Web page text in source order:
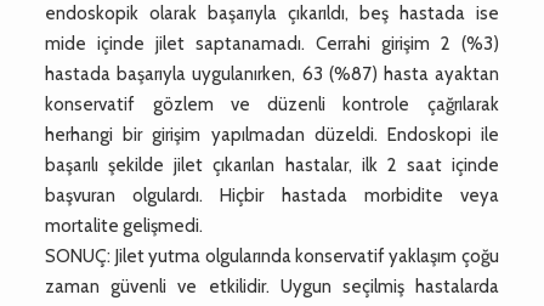
endoskopik olarak başarıyla çıkarıldı, beş hastada ise
mide içinde jilet saptanamadı. Cerrahi girişim 2 (%3)
hastada başarıyla uygulanırken, 63 (%87) hasta ayaktan
konservatif gözlem ve düzenli kontrole çağrılarak
herhangi bir girişim yapılmadan düzeldi. Endoskopi ile
başarılı şekilde jilet çıkarılan hastalar, ilk 2 saat içinde
başvuran olgulardı. Hiçbir hastada morbidite veya
mortalite gelişmedi.
SONUÇ: Jilet yutma olgularında konservatif yaklaşım çoğu
zaman güvenli ve etkilidir. Uygun seçilmiş hastalarda